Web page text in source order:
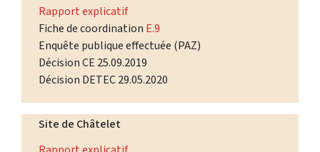
Rapport explicatif
Fiche de coordination E.9
Enquête publique effectuée (PAZ)
Décision CE 25.09.2019
Décision DETEC 29.05.2020
Site de Châtelet